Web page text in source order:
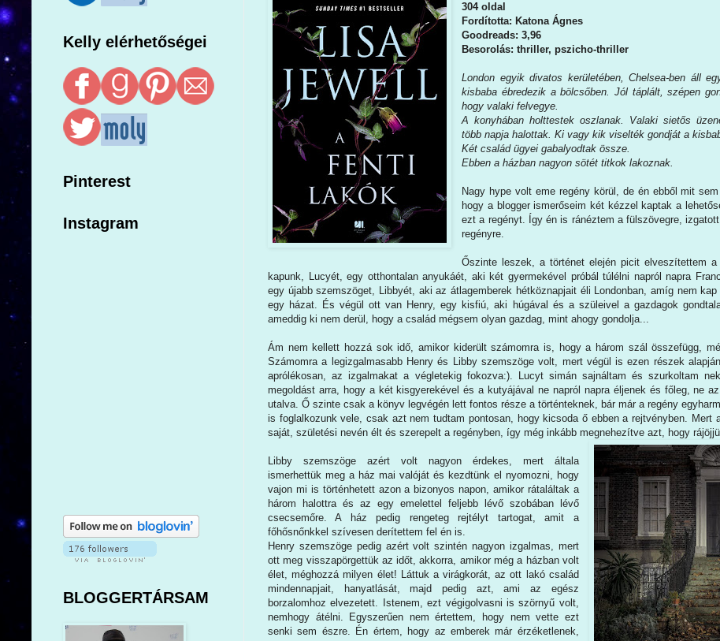
304 oldal
Fordította: Katona Ágnes
Goodreads: 3,96
Besorolás: thriller, pszicho-thriller
London egyik divatos kerületében, Chelsea-ben áll
kisbaba ébredezik a bölcsőben. Jól táplált, szépen
hogy valaki felvegye.
A konyhában holttestek oszlanak. Valaki sietős
több napja halottak. Ki vagy kik viselték gondját a
Két család ügyei gabalyodtak össze.
Ebben a házban nagyon sötét titkok lakoznak.
Nagy hype volt eme regény körül, de én ebből mit
hogy a blogger ismerőseim két kézzel kaptak a
ezt a regényt. Így én is ránéztem a fülszövegre,
regényre.
Őszinte leszek, a történet elején picit elveszítettem
kapunk, Lucyét, egy otthontalan anyukáét, aki két gyermekével próbál túlélni napról napra
egy újabb szemszöget, Libbyét, aki az átlagemberek hétköznapjait éli Londonban, amíg nem
egy házat. És végül ott van Henry, egy kisfiú, aki húgával és a szüleivel a gazdagok
ameddig ki nem derül, hogy a család mégsem olyan gazdag, mint ahogy gondolja...
Ám nem kellett hozzá sok idő, amikor kiderült számomra is, hogy a három szál összefügg,
Számomra a legizgalmasabb Henry és Libby szemszöge volt, mert végül is ezen részek
aprólékosan, az izgalmakat a végletekig fokozva:). Lucyt simán sajnáltam és szurkoltam
megoldást arra, hogy a két kisgyerekével és a kutyájával ne napról napra éljenek és főleg, ne
utalva. Ő szinte csak a könyv legvégén lett fontos része a történteknek, bár már a regény
is foglalkozunk vele, csak azt nem tudtam pontosan, hogy kicsoda ő ebben a rejtvényben. Mert
saját, születési nevén élt és szerepelt a regényben, így még inkább megnehezítve azt, hogy
Libby szemszöge azért volt nagyon érdekes, mert általa
ismerhettük meg a ház mai valóját és kezdtünk el nyomozni, hogy
vajon mi is történhetett azon a bizonyos napon, amikor rátaláltak a
három halottra és az egy emelettel feljebb lévő szobában lévő
csecsemőre. A ház pedig rengeteg rejtélyt tartogat, amit a
főhősnőnkkel szívesen derítettem fel én is.
Henry szemszöge pedig azért volt szintén nagyon izgalmas, mert
ott meg visszapörgettük az időt, akkorra, amikor még a házban volt
élet, méghozzá milyen élet! Láttuk a virágkorát, az ott lakó család
mindennapjait, hanyatlását, majd pedig azt, ami az egész
borzalomhoz elvezetett. Istenem, ezt végigolvasni is szörnyű volt,
nemhogy átélni. Egyszerűen nem értettem, hogy nem vette ezt
senki sem észre. Én értem, hogy az emberek már érzéketlenek,
Kelly elérhetőségei
Pinterest
Instagram
BLOGGERTÁRSAM